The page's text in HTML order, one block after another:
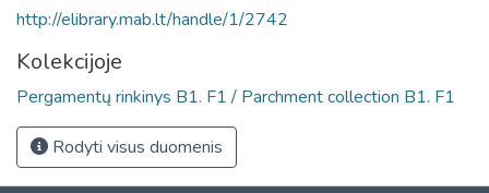
http://elibrary.mab.lt/handle/1/2742
Kolekcijoje
Pergamentų rinkinys B1. F1 / Parchment collection B1. F1
Rodyti visus duomenis